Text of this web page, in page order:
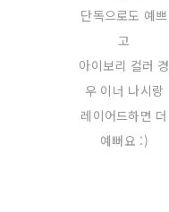
단독으로도 예쁘
고
아이보리 컬러 경
우 이너 나시랑
레이어드하면 더
예뻐요 :)